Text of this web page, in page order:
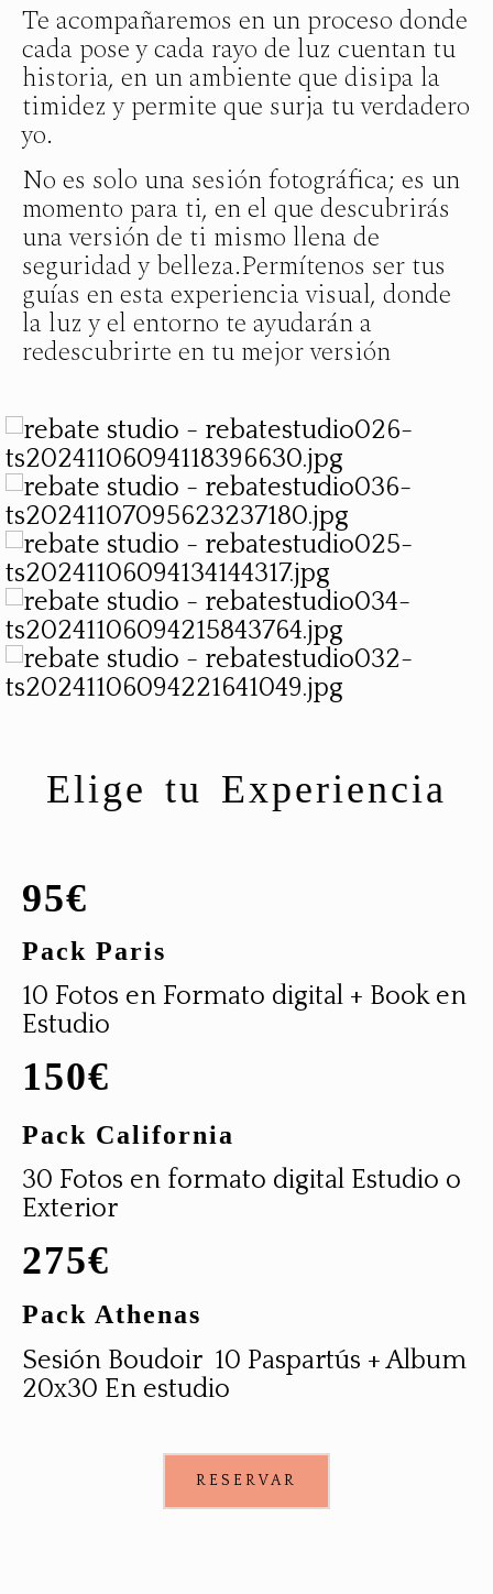
Te acompañaremos en un proceso donde
cada pose y cada rayo de luz cuentan tu
historia, en un ambiente que disipa la
timidez y permite que surja tu verdadero
yo.
No es solo una sesión fotográfica; es un
momento para ti, en el que descubrirás
una versión de ti mismo llena de
seguridad y belleza.Permítenos ser tus
guías en esta experiencia visual, donde
la luz y el entorno te ayudarán a
redescubrirte en tu mejor versión
Elige tu Experiencia
95€
Pack Paris
10 Fotos en Formato digital + Book en
Estudio
150€
Pack California
30 Fotos en formato digital Estudio o
Exterior
275€
Pack Athenas
Sesión Boudoir 10 Paspartús + Album
20x30 En estudio
RESERVAR